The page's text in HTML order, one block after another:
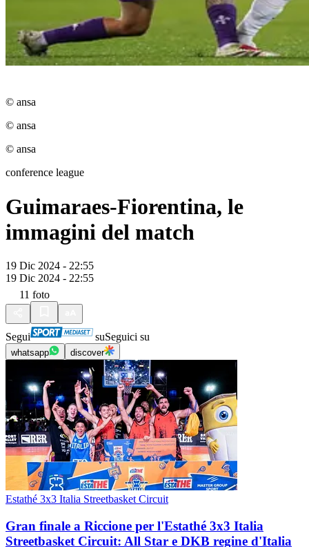
© ansa
© ansa
© ansa
conference league
Guimaraes-Fiorentina, le
immagini del match
19 Dic 2024 - 22:55
19 Dic 2024 - 22:55
11 foto
Segui suSeguici su
whatsapp discover
Estathé 3x3 Italia Streetbasket Circuit
Gran finale a Riccione per l'Estathé 3x3 Italia
Streetbasket Circuit: All Star e DKB regine d'Italia